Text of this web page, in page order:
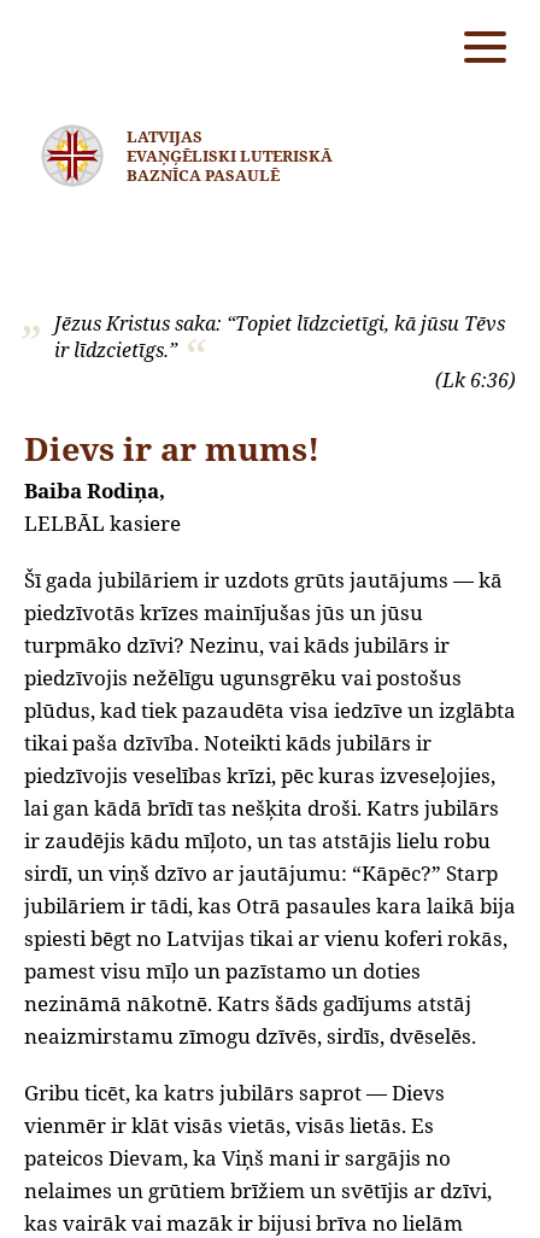
LATVIJAS
EVAŅĢĒLISKI LUTERISKĀ
BAZNĪCA PASAULĒ
Jēzus Kristus saka: “Topiet līdzcietīgi, kā jūsu Tēvs
ir līdzcietīgs.”
(Lk 6:36)
Dievs ir ar mums!
Baiba Rodiņa,
LELBĀL kasiere
Šī gada jubilāriem ir uzdots grūts jautājums — kā
piedzīvotās krīzes mainījušas jūs un jūsu
turpmāko dzīvi? Nezinu, vai kāds jubilārs ir
piedzīvojis nežēlīgu ugunsgrēku vai postošus
plūdus, kad tiek pazaudēta visa iedzīve un izglābta
tikai paša dzīvība. Noteikti kāds jubilārs ir
piedzīvojis veselības krīzi, pēc kuras izveseļojies,
lai gan kādā brīdī tas nešķita droši. Katrs jubilārs
ir zaudējis kādu mīļoto, un tas atstājis lielu robu
sirdī, un viņš dzīvo ar jautājumu: “Kāpēc?” Starp
jubilāriem ir tādi, kas Otrā pasaules kara laikā bija
spiesti bēgt no Latvijas tikai ar vienu koferi rokās,
pamest visu mīļo un pazīstamo un doties
nezināmā nākotnē. Katrs šāds gadījums atstāj
neaizmirstamu zīmogu dzīvēs, sirdīs, dvēselēs.
Gribu ticēt, ka katrs jubilārs saprot — Dievs
vienmēr ir klāt visās vietās, visās lietās. Es
pateicos Dievam, ka Viņš mani ir sargājis no
nelaimes un grūtiem brīžiem un svētījis ar dzīvi,
kas vairāk vai mazāk ir bijusi brīva no lielām